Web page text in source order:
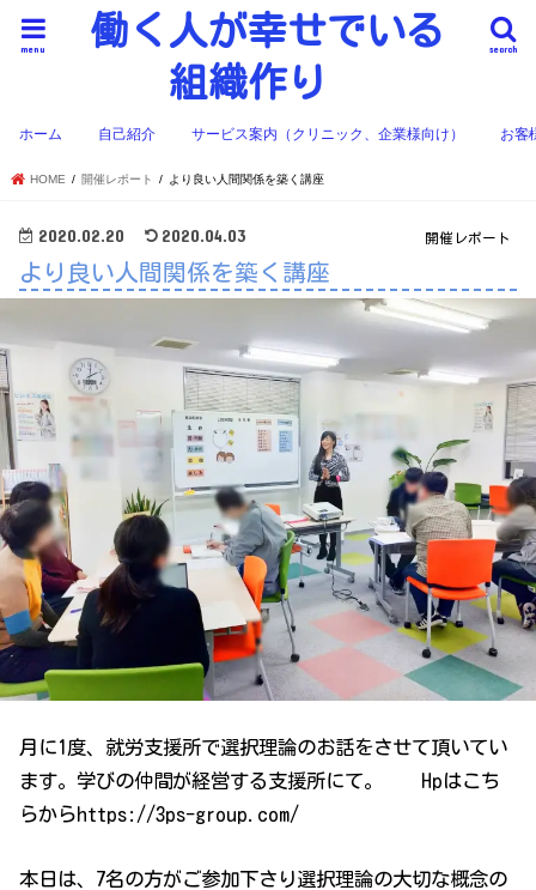
働く人が幸せでいる
組織作り
search
menu
ホーム 自己紹介 サービス案内（クリニック、企業様向け） お客
HOME 開催レポート より良い人間関係を築く講座
開催レポート
2020.02.20 2020.04.03
より良い人間関係を築く講座
月に1度、就労支援所で選択理論のお話をさせて頂いてい
ます。学びの仲間が経営する支援所にて。 Hpはこち
らからhttps://3ps-group.com/
本日は、7名の方がご参加下さり選択理論の大切な概念の